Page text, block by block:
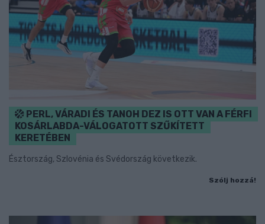
PERL, VÁRADI ÉS TANOH DEZ IS OTT VAN A FÉRFI
KOSÁRLABDA-VÁLOGATOTT SZŰKÍTETT
KERETÉBEN
Észtország, Szlovénia és Svédország következik.
Szólj hozzá!